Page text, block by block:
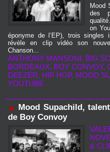
Mood
des
on
éponyme de l’EP), trois singles
révèle en clip vidéo son
Chanson...
ANTHONY MANSONI, BIG
BORDEAUX, BOY CONVOY,
DEEZER, HIP HOP, MOOD
YOUTUBE
Mood Supachild,
de Boy Convoy
&